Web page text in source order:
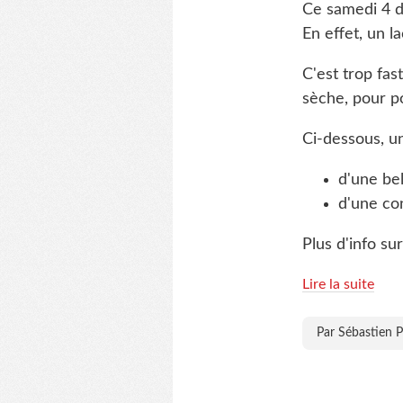
Ce samedi 4
En effet, un
C'est trop
sèche, pour
Ci-dessous,
d'une
d'une
Plus d'info
Lire la suite
Par Sébastien